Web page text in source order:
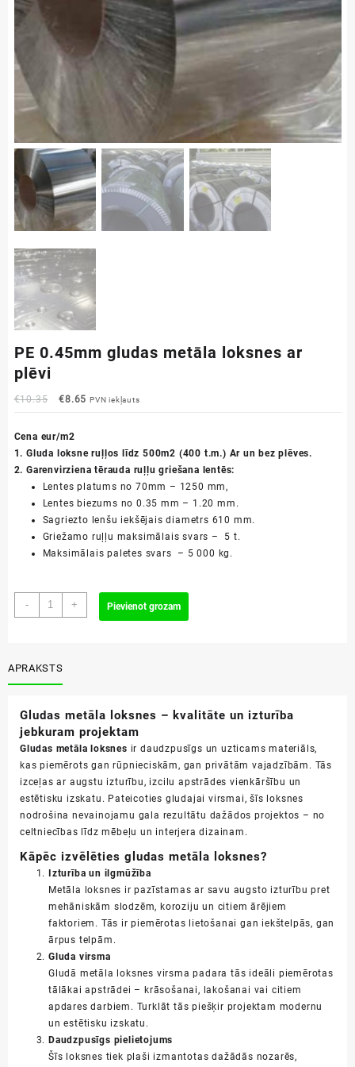
PE 0.45mm gludas metāla loksnes ar
plēvi
€10.35
Original
was:
€10.35.
€8.65 Current
€8.65.
PVN iekļauts
Cena eur/m2
1. Gluda loksne ruļļos līdz 500m2 (400 t.m.) Ar un bez plēves.
2. Garenvirziena tērauda ruļļu griešana lentēs:
Lentes platums no 70mm – 1250 mm,
Lentes biezums no 0.35 mm – 1.20 mm.
Sagriezto lenšu iekšējais diametrs 610 mm.
Griežamo ruļļu maksimālais svars – 5 t.
Maksimālais paletes svars – 5 000 kg.
-
PE
0.45mm
loksnes
ar
daudzums
+ Pievienot grozam
APRAKSTS
Gludas metāla loksnes – kvalitāte un izturība
jebkuram projektam
Gludas metāla loksnes ir daudzpusīgs un uzticams materiāls,
kas piemērots gan rūpnieciskām, gan privātām vajadzībām. Tās
izceļas ar augstu izturību, izcilu apstrādes vienkāršību un
estētisku izskatu. Pateicoties gludajai virsmai, šīs loksnes
nodrošina nevainojamu gala rezultātu dažādos projektos – no
celtniecības līdz mēbeļu un interjera dizainam.
Kāpēc izvēlēties gludas metāla loksnes?
Izturība un ilgmūžība
Metāla loksnes ir pazīstamas ar savu augsto izturību pret
mehāniskām slodzēm, koroziju un citiem ārējiem
faktoriem. Tās ir piemērotas lietošanai gan iekštelpās, gan
ārpus telpām.
Gluda virsma
Gludā metāla loksnes virsma padara tās ideāli piemērotas
tālākai apstrādei – krāsošanai, lakošanai vai citiem
apdares darbiem. Turklāt tās piešķir projektam modernu
un estētisku izskatu.
Daudzpusīgs pielietojums
Šīs loksnes tiek plaši izmantotas dažādās nozarēs,